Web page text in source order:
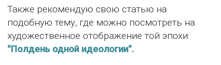
Также рекомендую свою статью на
подобную тему, где можно посмотреть на
художественное отображение той эпохи:
"Полдень одной идеологии".